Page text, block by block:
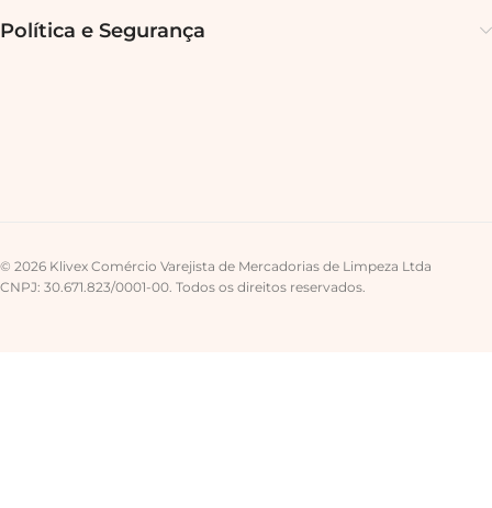
Política e Segurança
© 2026 Klivex Comércio Varejista de Mercadorias de Limpeza Ltda
CNPJ: 30.671.823/0001-00. Todos os direitos reservados.